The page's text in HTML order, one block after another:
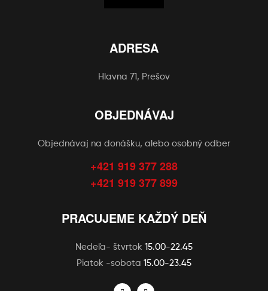
ADRESA
Hlavna 71, Prešov
OBJEDNÁVAJ
Objednávaj na donášku, alebo osobný odber
+421 919 377 288
+421 919 377 899
PRACUJEME KAŽDÝ DEŇ
Nedeľa- štvrtok 15.00-22.45
Piatok -sobota 15.00-23.45